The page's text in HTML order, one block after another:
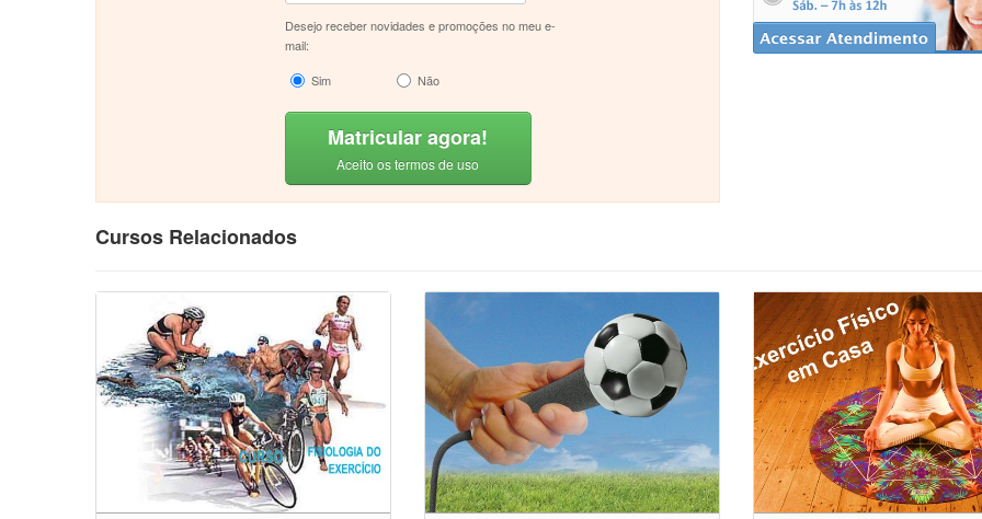
Desejo receber novidades e promoções no meu e-
mail:
Sim
Não
Matricular agora!
Aceito os termos de uso
Cursos Relacionados